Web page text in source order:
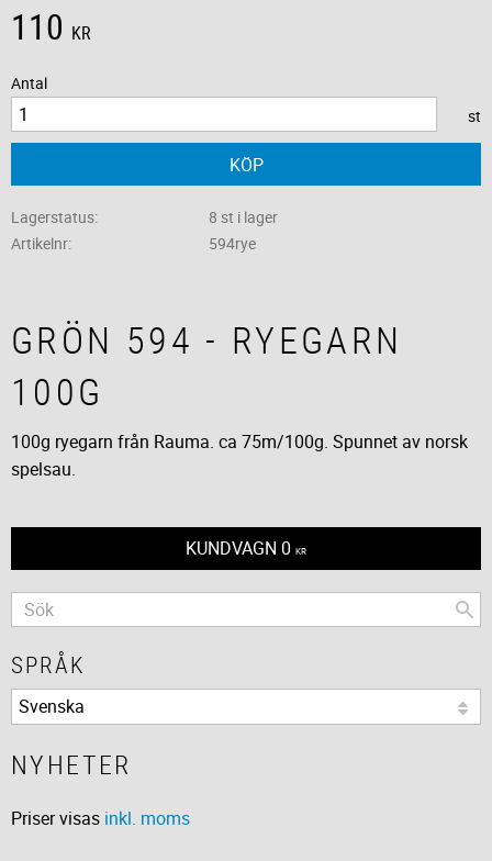
110 KR
Antal
st
KÖP
Lagerstatus
8 st i lager
Artikelnr
594rye
GRÖN 594 - RYEGARN
100G
100g ryegarn från Rauma. ca 75m/100g. Spunnet av norsk
spelsau.
KUNDVAGN 0 KR
SPRÅK
NYHETER
Priser visas inkl. moms